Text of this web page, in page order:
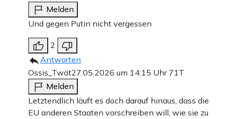
Melden
Und gegen Putin nicht vergessen
2
Antworten
Ossis_Twät27.05.2026 um 14:15 Uhr 71T
Melden
Letztendlich läuft es doch darauf hinaus, dass die
EU anderen Staaten vorschreiben will, wie sie zu